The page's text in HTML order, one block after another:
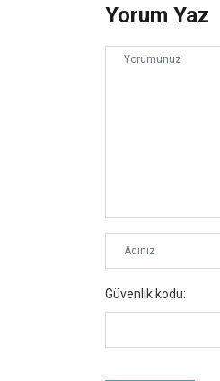
Yorum Yaz
Güvenlik kodu: